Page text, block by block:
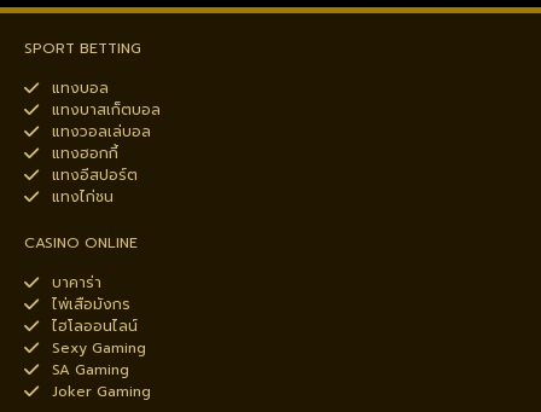
SPORT BETTING
แทงบอล
แทงบาสเก็ตบอล
แทงวอลเล่บอล
แทงฮอกกี้
แทงอีสปอร์ต
แทงไก่ชน
CASINO ONLINE
บาคาร่า
ไพ่เสือมังกร
ไฮโลออนไลน์
Sexy Gaming
SA Gaming
Joker Gaming